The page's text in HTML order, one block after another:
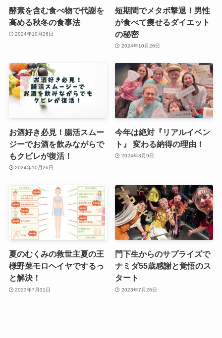
酵素を含む食べ物で代謝を
高める秋冬の食事法
2024年10月26日
短期間でメタボ撃退！男性
が食べて痩せるダイエット
の秘密
2024年10月26日
お酒好き必見！腸活スムー
ジーでお酒を飲みながらで
もクビレが復活！
2024年10月26日
今年は絶対『リアルイベン
ト』 変わる納得の理由！
2024年3月9日
夏のむくみの救世主夏の王
様野菜モロヘイヤでするっ
と解決！
2023年7月31日
門下生からのサプライズで
ナミダ55歳感謝と覚悟のス
タート
2023年7月26日